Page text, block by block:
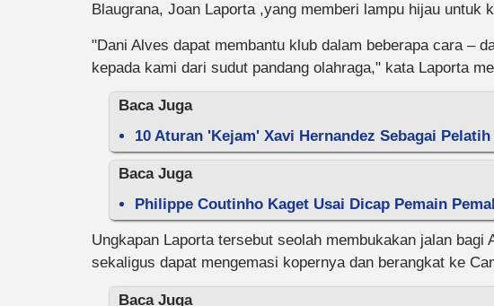
Blaugrana, Joan Laporta ,yang memberi lampu hijau untuk
"Dani Alves dapat membantu klub dalam beberapa cara –
kepada kami dari sudut pandang olahraga," kata Laporta
Baca Juga
10 Aturan 'Kejam' Xavi Hernandez Sebagai
Baca Juga
Philippe Coutinho Kaget Usai Dicap Pemain
Ungkapan Laporta tersebut seolah membukakan jalan bagi
sekaligus dapat mengemasi kopernya dan berangkat ke
Baca Juga